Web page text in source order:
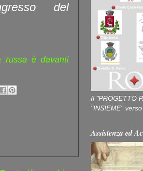
del
russa è davanti
Il "PROGETTO
"INSIEME"
Assistenza ed